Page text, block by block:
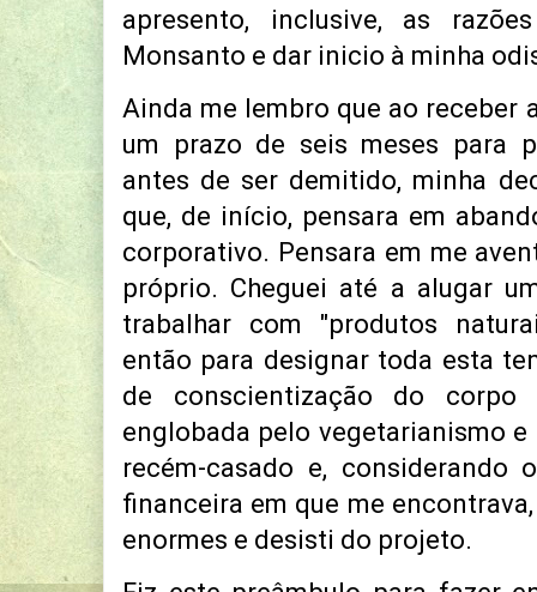
apresento, inclusive, as
Monsanto e dar inicio à minha
Ainda me lembro que ao receber
um prazo de seis meses para
antes de ser demitido, minha
que, de início, pensara em
corporativo. Pensara em me
próprio. Cheguei até a alugar
trabalhar com "produtos
então para designar toda esta
de conscientização do
englobada pelo vegetarianismo e
recém-casado e, considerando
financeira em que me
enormes e desisti do projeto.